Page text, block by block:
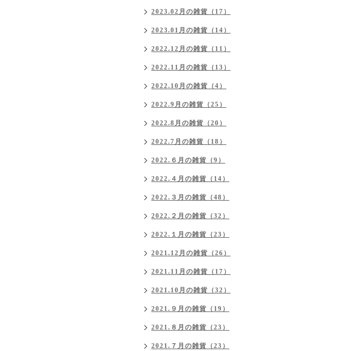
2023.02月の雑貨（17）
2023.01月の雑貨（14）
2022.12月の雑貨（11）
2022.11月の雑貨（13）
2022.10月の雑貨（4）
2022.9月の雑貨（25）
2022.8月の雑貨（20）
2022.7月の雑貨（18）
2022.６月の雑貨（9）
2022.４月の雑貨（14）
2022.３月の雑貨（48）
2022.２月の雑貨（32）
2022.１月の雑貨（23）
2021.12月の雑貨（26）
2021.11月の雑貨（17）
2021.10月の雑貨（32）
2021.９月の雑貨（19）
2021.８月の雑貨（23）
2021.７月の雑貨（23）